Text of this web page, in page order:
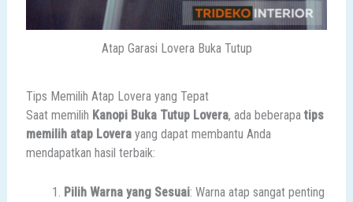
Atap Garasi Lovera Buka Tutup
Tips Memilih Atap Lovera yang Tepat
Saat memilih Kanopi Buka Tutup Lovera, ada beberapa tips
memilih atap Loverayang dapat membantu Anda
mendapatkan hasil terbaik:
Pilih Warna yang Sesuai: Warna atap sangat penting